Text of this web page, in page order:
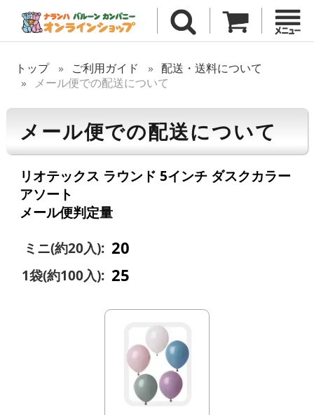
トップ ご利用ガイド
配送・送料について
メール便での配送について
メール便での配送について
リオテックス ラウンド 5インチ ダスクカラー
アソート
メール便判定量
ミニ(約20入): 20
1袋(約100入): 25